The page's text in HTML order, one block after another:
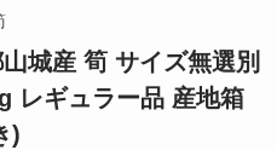
城産 筍 サイズ無選別
レギュラー品 産地箱
)